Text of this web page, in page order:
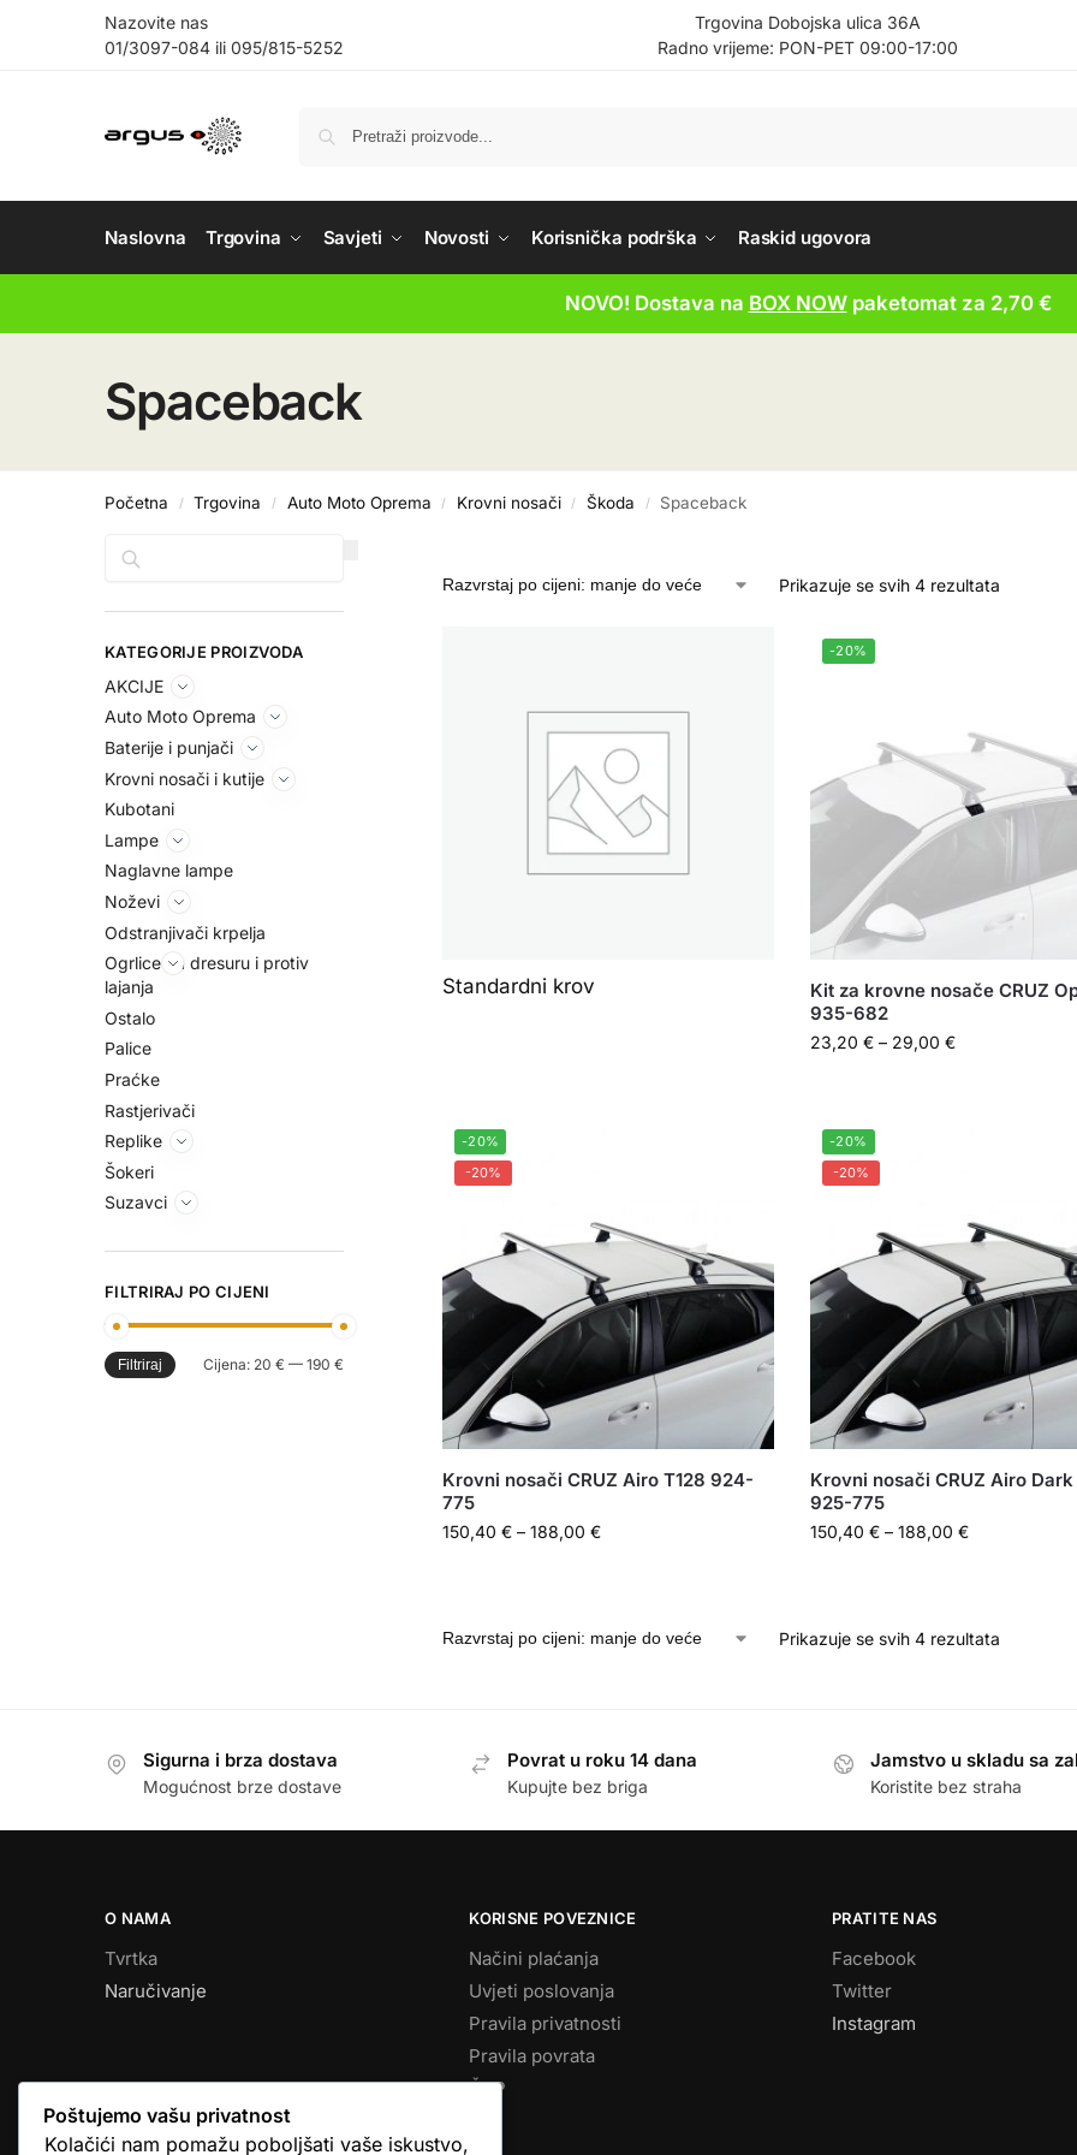
Nazovite nas
01/3097-084 ili 095/815-5252
Trgovina Dobojska ulica 36A
Radno vrijeme: PON-PET 09:00-17:00
Naslovna Trgovina Savjeti Novosti Korisnička podrška Raskid ugovora
NOVO! Dostava na BOX NOWpaketomat za 2,70 €
Spaceback
Početna / Trgovina / Auto Moto Oprema / Krovni nosači / Škoda / Spaceback
Prikazuje se svih 4 rezultata
Standardni krov
-20%
Kit za krovne nosače CRUZ
935-682
23,20 € – 29,00 €
-20%
-20%
Krovni nosači CRUZ Airo T128 924-
775
150,40 € – 188,00 €
-20%
-20%
Krovni nosači CRUZ Airo Dark
925-775
150,40 € – 188,00 €
Prikazuje se svih 4 rezultata
KATEGORIJE PROIZVODA
AKCIJE
Auto Moto Oprema
Baterije i punjači
Krovni nosači i kutije
Kubotani
Lampe
Naglavne lampe
Noževi
Odstranjivači krpelja
Ogrlice za dresuru i protiv
lajanja
Ostalo
Palice
Praćke
Rastjerivači
Replike
Šokeri
Suzavci
FILTRIRAJ PO CIJENI
Filtriraj Cijena: 20 € — 190 €
Sigurna i brza dostava
Mogućnost brze dostave
Povrat u roku 14 dana
Kupujte bez briga
Jamstvo u skladu sa
Koristite bez straha
O NAMA
Tvrtka
Naručivanje
KORISNE POVEZNICE
Načini plaćanja
Uvjeti poslovanja
Pravila privatnosti
Pravila povrata
ČPP
PRATITE NAS
Facebook
Twitter
Instagram
Poštujemo vašu privatnost
Kolačići nam pomažu poboljšati vaše iskustvo,